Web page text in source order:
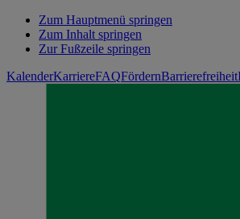
Zum Hauptmenü springen
Zum Inhalt springen
Zur Fußzeile springen
KalenderKarriereFAQFördernBarrierefreiheit